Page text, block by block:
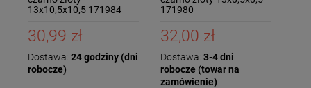
13x10,5x10,5 171984
30,99 zł
Dostawa: 24 godziny (dni
robocze)
171980
32,00 zł
Dostawa: 3-4 dni
robocze (towar na
zamówienie)